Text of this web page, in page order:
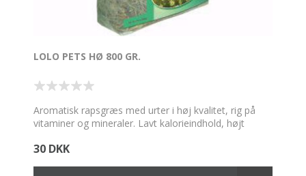
LOLO PETS HØ 800 GR.
Aromatisk rapsgræs med urter i høj kvalitet, rig på
vitaminer og mineraler. Lavt kalorieindhold, højt
rollen som strøelse, og er det grundlæggende
30 DKK